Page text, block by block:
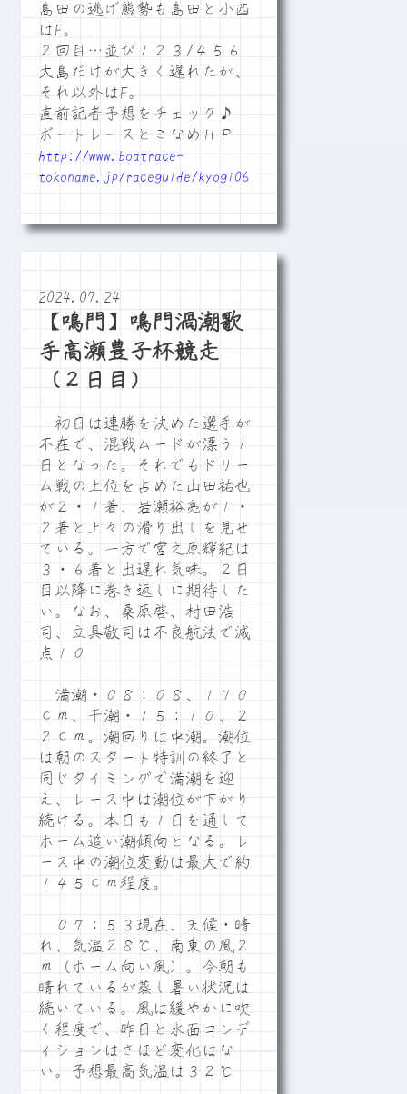
島田の逃げ態勢も島田と小西
はF。
２回目…並び１２３/４５６
大島だけが大きく遅れたが、
それ以外はF。
直前記者予想をチェック♪
ボートレースとこなめＨＰ
http://www.boatrace-
tokoname.jp/raceguide/kyogi06
2024.07.24
【鳴門】鳴門渦潮歌
手高瀬豊子杯競走
（２日目）
初日は連勝を決めた選手が
不在で、混戦ムードが漂う１
日となった。それでもドリー
ム戦の上位を占めた山田祐也
が２・１着、岩瀬裕亮が１・
２着と上々の滑り出しを見せ
ている。一方で宮之原輝紀は
３・６着と出遅れ気味。２日
目以降に巻き返しに期待した
い。なお、桑原啓、村田浩
司、立具敬司は不良航法で減
点１０
満潮・０８：０８、１７０
ｃｍ、干潮・１５：１０、２
２ｃｍ。潮回りは中潮。潮位
は朝のスタート特訓の終了と
同じタイミングで満潮を迎
え、レース中は潮位が下がり
続ける。本日も１日を通して
ホーム追い潮傾向となる。レ
ース中の潮位変動は最大で約
１４５ｃｍ程度。
０７：５３現在、天候・晴
れ、気温２８℃、南東の風２
ｍ（ホーム向い風）。今朝も
晴れているが蒸し暑い状況は
続いている。風は緩やかに吹
く程度で、昨日と水面コンデ
ィションはさほど変化はな
い。予想最高気温は３２℃